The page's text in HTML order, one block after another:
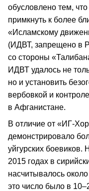
обусловлено тем,
примкнуть к более
«Исламскому
(ИДВТ, запрещено в
со стороны
ИДВТ удалось не
но и установить
вербовкой и
в Афганистане.
В отличие от «ИГ-
демонстрировало
уйгурских боевиков.
2015 годах в
насчитывалось
это число было в